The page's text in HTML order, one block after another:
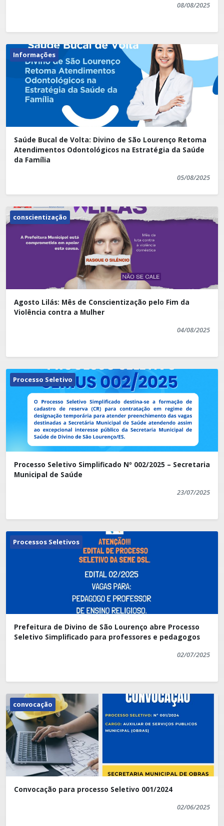
08/08/2025
Informações
Saúde Bucal de Volta: Divino de São Lourenço Retoma
Atendimentos Odontológicos na Estratégia da Saúde
da Família
05/08/2025
conscientização
Agosto Lilás: Mês de Conscientização pelo Fim da
Violência contra a Mulher
04/08/2025
Processo Seletivo
Processo Seletivo Simplificado Nº 002/2025 – Secretaria
Municipal de Saúde
23/07/2025
Processos Seletivos
Prefeitura de Divino de São Lourenço abre Processo
Seletivo Simplificado para professores e pedagogos
02/07/2025
convocação
Convocação para processo Seletivo 001/2024
02/06/2025